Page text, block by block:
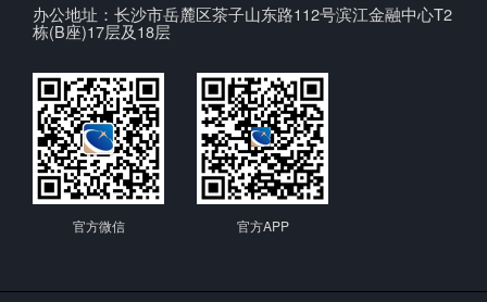
办公地址：长沙市岳麓区茶子山东路112号滨江金融中心T2
栋(B座)17层及18层
官方微信 官方APP